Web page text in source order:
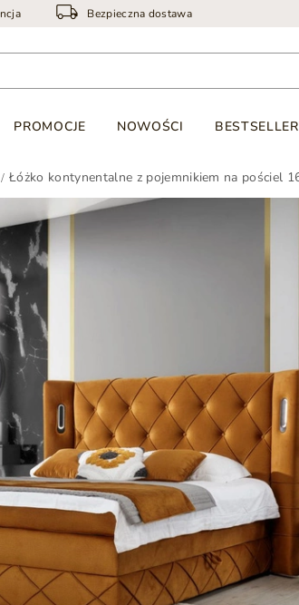
Bezpieczna dostawa
PROMOCJE NOWOŚCI
Łóżko kontynentalne z pojemnikiem na pościel